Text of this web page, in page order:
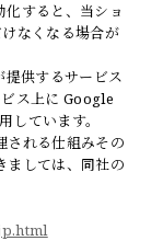
すると、当ショ
なくなる場合が
提供するサービス
ス上に Google
ています。
される仕組みその
ましては、同社の